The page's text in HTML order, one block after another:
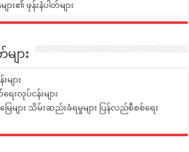
း၏ ဖုန်းနံပါတ်များ
ျား
ျား
လုပ်ငန်းများ
ေများ သိမ်းဆည်းခံရမှုများ ပြန်လည်စီစစ်ရေး